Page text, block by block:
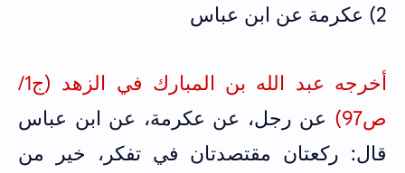
2) عكرمة عن ابن عباس
أخرجه عبد الله بن المبارك في الزهد (ج1/
ص97)
عن رجل، عن عكرمة، عن ابن عباس
قال: ركعتان مقتصدتان في تفكر، خير من